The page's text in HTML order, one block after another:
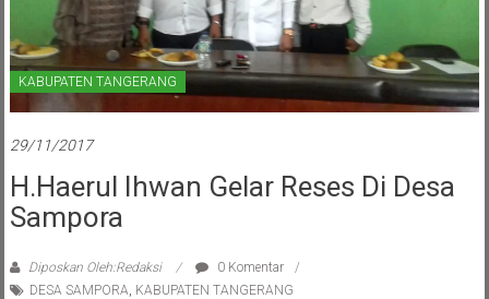
KABUPATEN TANGERANG
29/11/2017
H.Haerul Ihwan Gelar Reses Di Desa
Sampora
Diposkan Oleh:Redaksi
0 Komentar
DESA SAMPORA, KABUPATEN TANGERANG